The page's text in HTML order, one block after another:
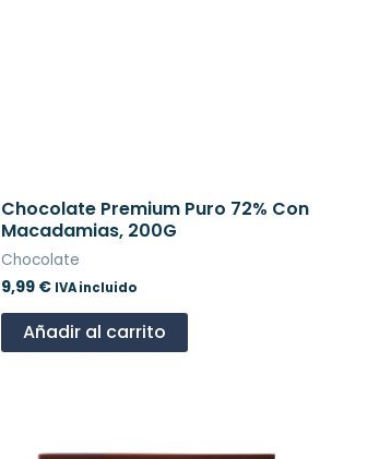
Chocolate Premium Puro 72% Con
Macadamias, 200G
Chocolate
9,99 € IVA incluido
Añadir al carrito